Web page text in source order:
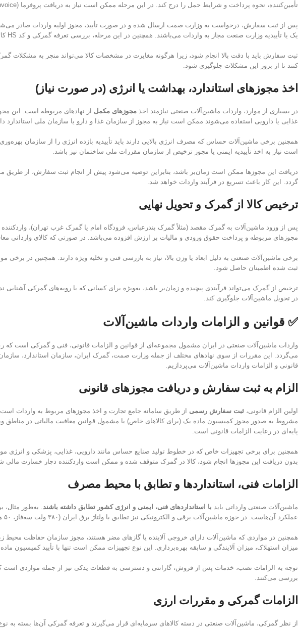
تأمین‌کننده، نحوه پرداخت و شرایط حمل را درج کند. در این مرحله ممکن است نیاز به دریافت پروفرما (Proforma Invoice) یا پیش‌فاکتور از فروشنده خارجی باشد.
پس از ثبت سفارش، درخواست به وزارت صمت ارسال شده و در صورت تأیید، مجوز اولیه واردات صادر
یک یا تأییدیه وزارت صنعت مجاز به واردات می‌باشند. همچنین در این مرحله، بررسی تعرفه گمرکی و کد HS کالا نیز انجام می‌شود که در تعیین مالیات و حقوق ورودی نقش دارد.
ثبت سفارش باید با دقت بالا انجام شود، زیرا هرگونه مغایرت در مشخصات کالا می‌تواند منجر به
کنند تا از بروز این مشکلات جلوگیری شود.
اخذ مجوزهای استاندارد، بهداشت یا انرژی (در صورت نیاز)
در بسیاری از موارد، واردات ماشین‌آلات صنعتی نیازمند اخذ مجوزهای مکمل از نهادهای مربوطه است. این
غذایی یا دارویی استفاده می‌شوند ممکن است نیاز به مجوز از سازمان غذا و دارو یا سازمان ملی استاندارد
همچنین برخی ماشین‌آلات حساس که مصرف انرژی بالایی دارند باید تأییدیه بازده انرژی را از سازمان
است نیاز به اخذ تأییدیه ایمنی یا مجوز ترخیص از سازمان مقررات ملی ساختمان نیز باشد.
دریافت این مجوزها ممکن است زمان‌بر باشد، بنابراین توصیه می‌شود پیش از انجام ثبت سفارش، از
گردد. این کار باعث تسریع در فرآیند واردات خواهد شد.
ترخیص کالا از گمرک و تحویل نهایی
پس از ورود ماشین‌آلات به گمرک مقصد (مثلاً گمرک بندرعباس، فرودگاه امام یا گمرک غرب تهران)، واردکننده
مجوزهای مربوطه و پرداخت حقوق ورودی و مالیات بر ارزش افزوده می‌باشد. در صورتی که کالای وارداتی
برخی ماشین‌آلات صنعتی به دلیل ابعاد یا وزن بالا، نیاز به بازرسی فنی و تخلیه ویژه دارند. همچنین در
ثبت شده اطمینان حاصل شود.
ترخیص از گمرک می‌تواند فرآیندی پیچیده و زمان‌بر باشد، به‌ویژه برای کسانی که با رویه‌های گمرکی
در تحویل ماشین‌آلات جلوگیری کند.
✅ قوانین و الزامات واردات ماشین‌آلات
واردات ماشین‌آلات صنعتی در ایران مشمول مجموعه‌ای از قوانین و الزامات قانونی، فنی و گمرکی است که
می‌گردد. این مقررات از سوی نهادهای مختلف از جمله وزارت صمت، گمرک ایران، سازمان استاندارد،
قانونی و الزامات واردات ماشین‌آلات می‌پردازیم.
الزام به ثبت سفارش و دریافت مجوزهای قانونی
اولین الزام قانونی، ثبت سفارش رسمی از طریق سامانه جامع تجارت و اخذ مجوزهای مربوط به واردات
پایه‌ای در رعایت الزامات قانونی است.
همچنین برای برخی تجهیزات خاص که در خطوط تولید صنایع حساس مانند دارویی، غذایی، پزشکی و انرژی
بدون دریافت این مجوزها انجام شود، کالا در گمرک متوقف شده و ممکن است واردکننده دچار خسارت مالی
الزامات فنی، استانداردها و تطابق با محیط مصرف
ماشین‌آلات صنعتی وارداتی باید با استانداردهای فنی، ایمنی و انرژی کشور تطابق داشته باشند
عملکرد آن‌هاست. در حوزه ماشین‌آلات برقی و الکترونیکی نیز تطابق با ولتاژ برق ایران (۳۸۰ ولت سه‌فاز، ۵۰ هرتز) الزامی است. در غیر این‌صورت، راه‌اندازی دستگاه ممکن نیست یا به تجهیزات جانبی پرهزینه نیاز دارد.
همچنین در مواردی که ماشین‌آلات دارای خروجی آلاینده یا گازهای مضر هستند، مجوز سازمان حفاظت
میزان استهلاک، میزان آلایندگی و سابقه بهره‌برداری. این نوع تجهیزات ممکن است تنها با تأیید کمیسیون
توجه به الزامات نصب، خدمات پس از فروش، گارانتی و دسترسی به قطعات یدکی نیز از جمله مواردی است
بررسی می‌کنند.
الزامات گمرکی و مقررات ارزی